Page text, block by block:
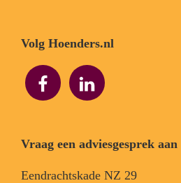
Volg Hoenders.nl
Vraag een adviesgesprek aan
Eendrachtskade NZ 29